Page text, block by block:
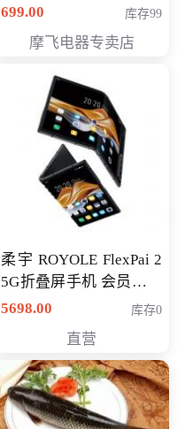
（智能升降养生锅） 会
699.00 库存99
摩飞电器专卖店
柔宇 ROYOLE FlexPai 2
5G折叠屏手机 会员专享
购买价格 4998元
5698.00 库存0
直营